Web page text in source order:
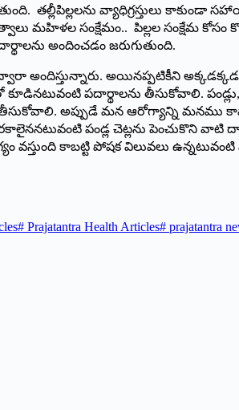
వ్యాధిగ్రస్తులు కాకుండా
మహిళల సంక్షేమం.. పిల్లల సంక్షేమ కోసం
అందించడం జరుగుతుంది.
అందిస్తున్నారు. అయినప్పటికీని
పదార్థాలను తీసుకోవాలి.
అప్పుడే మన ఆరోగ్యాన్ని మనము
పండ్ల చెట్లను పెంచుకొని వాటి
కాబట్టి పోషక విలువలు
# Prajatantra Health Articles# prajatantra